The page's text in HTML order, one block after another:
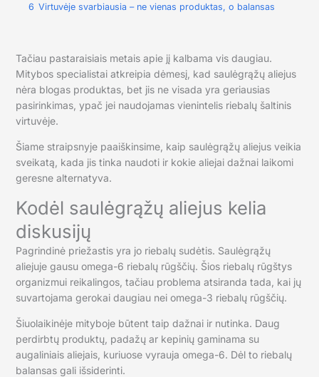
6 Virtuvėje svarbiausia – ne vienas produktas, o balansas
Tačiau pastaraisiais metais apie jį kalbama vis daugiau.
Mitybos specialistai atkreipia dėmesį, kad saulėgrąžų aliejus
nėra blogas produktas, bet jis ne visada yra geriausias
pasirinkimas, ypač jei naudojamas vienintelis riebalų šaltinis
virtuvėje.
Šiame straipsnyje paaiškinsime, kaip saulėgrąžų aliejus veikia
sveikatą, kada jis tinka naudoti ir kokie aliejai dažnai laikomi
geresne alternatyva.
Kodėl saulėgrąžų aliejus kelia
diskusijų
Pagrindinė priežastis yra jo riebalų sudėtis. Saulėgrąžų
aliejuje gausu omega-6 riebalų rūgščių. Šios riebalų rūgštys
organizmui reikalingos, tačiau problema atsiranda tada, kai jų
suvartojama gerokai daugiau nei omega-3 riebalų rūgščių.
Šiuolaikinėje mityboje būtent taip dažnai ir nutinka. Daug
perdirbtų produktų, padažų ar kepinių gaminama su
augaliniais aliejais, kuriuose vyrauja omega-6. Dėl to riebalų
balansas gali išsiderinti.